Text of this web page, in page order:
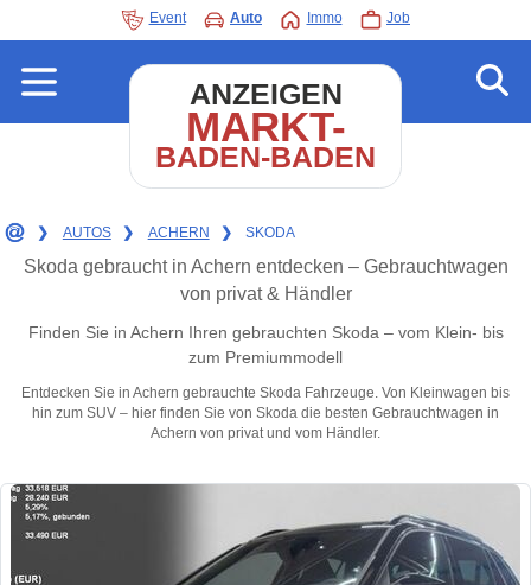
Event Auto Immo Job
ANZEIGEN
MARKT-
BADEN-BADEN
❯ AUTOS ❯ ACHERN ❯ SKODA
Skoda gebraucht in Achern entdecken – Gebrauchtwagen
von privat & Händler
Finden Sie in Achern Ihren gebrauchten Skoda – vom Klein- bis
zum Premiummodell
Entdecken Sie in Achern gebrauchte Skoda Fahrzeuge. Von Kleinwagen bis
hin zum SUV – hier finden Sie von Skoda die besten Gebrauchtwagen in
Achern von privat und vom Händler.